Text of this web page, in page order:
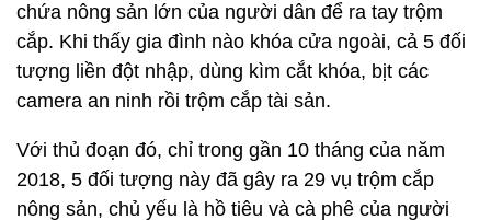
chứa nông sản lớn của người dân để ra tay trộm
cắp. Khi thấy gia đình nào khóa cửa ngoài, cả 5 đối
tượng liền đột nhập, dùng kìm cắt khóa, bịt các
camera an ninh rồi trộm cắp tài sản.
Với thủ đoạn đó, chỉ trong gần 10 tháng của năm
2018, 5 đối tượng này đã gây ra 29 vụ trộm cắp
nông sản, chủ yếu là hồ tiêu và cà phê của người